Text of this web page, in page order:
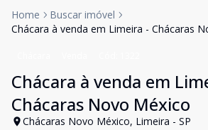
Home
Buscar imóvel
Chácara à venda em Limeira - Chácaras
Chácara à venda em
Chácaras Novo México
Chácaras Novo México, Limeira - SP